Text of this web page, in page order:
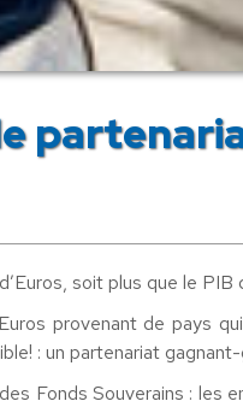
soit plus que le PIB
provenant de pays
: un partenariat
Fonds Souverains :